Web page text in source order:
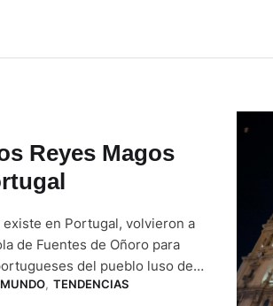
Reyes Magos
en Portugal, volvieron a
de Fuentes de Oñoro para
del pueblo luso de
del concejo
MUNDO, TENDENCIAS